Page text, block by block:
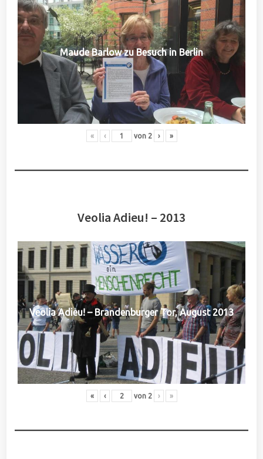
Maude Barlow zu Besuch in Berlin
« ‹ von 2 › »
Veolia Adieu! – 2013
Veolia Adieu! – Brandenburger Tor, August 2013
« ‹ von 2 › »